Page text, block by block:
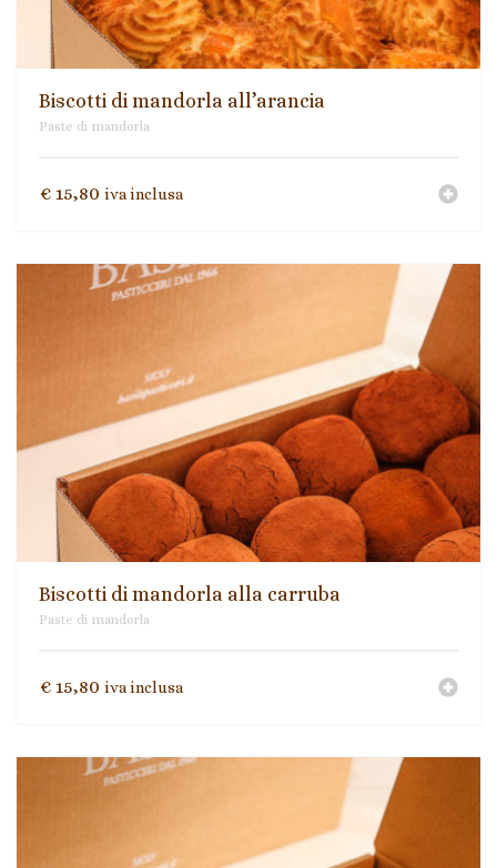
Biscotti di mandorla all’arancia
Paste di mandorla
€ 15,80 iva inclusa
Biscotti di mandorla alla carruba
Paste di mandorla
€ 15,80 iva inclusa